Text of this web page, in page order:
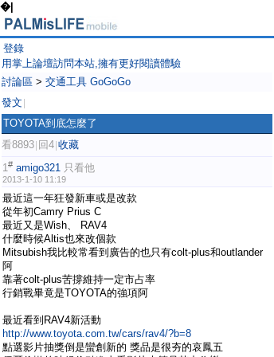
�|
登錄
用掌上論壇訪問本站,擁有更好閱讀體驗
討論區 > 交通工具 GoGoGo
發文
TOYOTA到底怎麼了
看8893 回4 收藏
1# amigo321 只看他
2013-1-10 11:19
最近這一年狂發新車或是改款
從年初Camry Prius C
最近又是Wish、 RAV4
什麼時候Altis也來改個款
Mitsubish我比較常看到廣告的也只有colt-plus和outlander
阿
靠著colt-plus苦撐維持一定市占率
行銷戰畢竟是TOYOTA的強項阿
最近看到RAV4新活動
http://www.toyota.com.tw/cars/rav4/?b=8
點選影片抽獎倒是蠻創新的 獎品是很夯的哀鳳五